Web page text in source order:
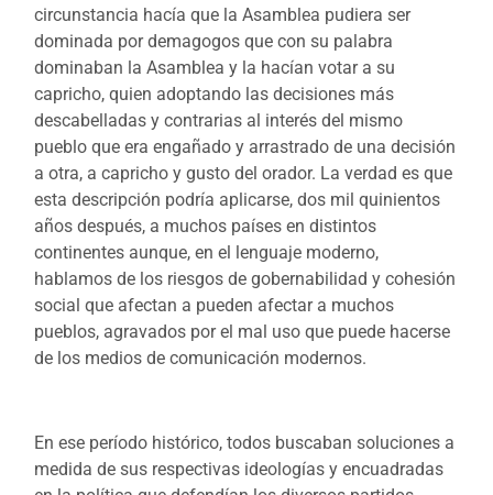
circunstancia hacía que la Asamblea pudiera ser
dominada por demagogos que con su palabra
dominaban la Asamblea y la hacían votar a su
capricho, quien adoptando las decisiones más
descabelladas y contrarias al interés del mismo
pueblo que era engañado y arrastrado de una decisión
a otra, a capricho y gusto del orador. La verdad es que
esta descripción podría aplicarse, dos mil quinientos
años después, a muchos países en distintos
continentes aunque, en el lenguaje moderno,
hablamos de los riesgos de gobernabilidad y cohesión
social que afectan a pueden afectar a muchos
pueblos, agravados por el mal uso que puede hacerse
de los medios de comunicación modernos.
En ese período histórico, todos buscaban soluciones a
medida de sus respectivas ideologías y encuadradas